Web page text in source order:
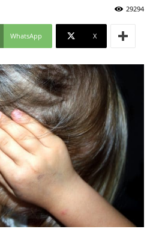
29294
WhatsApp X